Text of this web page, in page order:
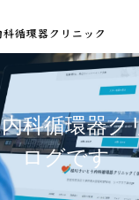
科循環器ク
ログです